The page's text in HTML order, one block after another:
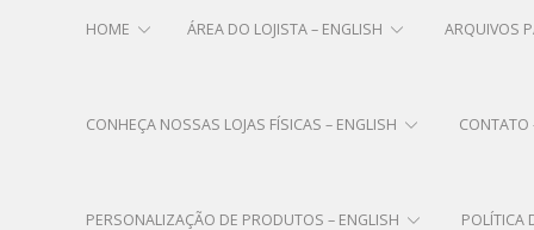
HOME ÁREA DO LOJISTA – ENGLISH ARQUIVOS
CONHEÇA NOSSAS LOJAS FÍSICAS – ENGLISH CONTATO
PERSONALIZAÇÃO DE PRODUTOS – ENGLISH POLÍTICA